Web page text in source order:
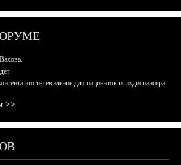
это телевидение для пациентов психдиспансера
>>